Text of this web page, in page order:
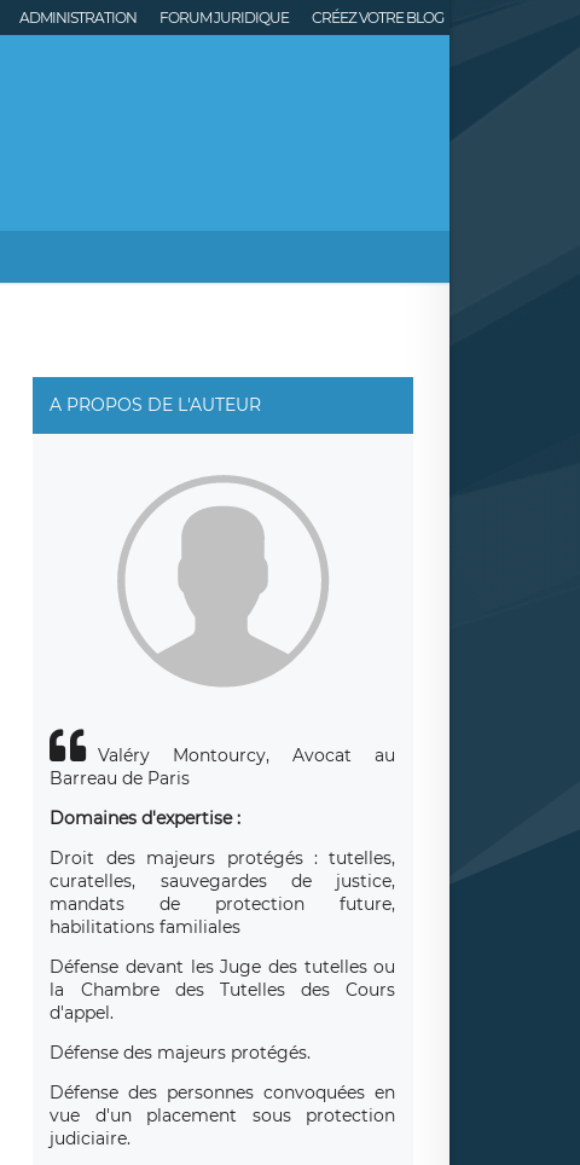
ADMINISTRATION FORUM JURIDIQUE CRÉEZ VOTRE BLOG
A PROPOS DE L'AUTEUR
Valéry Montourcy, Avocat au
Barreau de Paris
Domaines d'expertise :
Droit des majeurs protégés : tutelles,
curatelles, sauvegardes de justice,
mandats de protection future,
habilitations familiales
Défense devant les Juge des tutelles ou
la Chambre des Tutelles des Cours
d'appel.
Défense des majeurs protégés.
Défense des personnes convoquées en
vue d'un placement sous protection
judiciaire.